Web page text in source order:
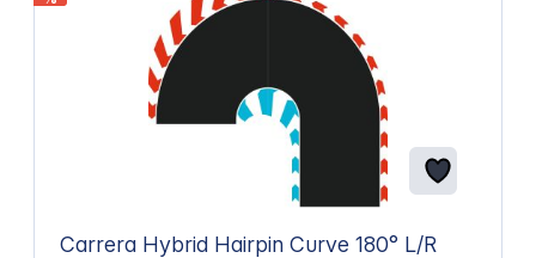
Carrera Hybrid Hairpin Curve 180° L/R